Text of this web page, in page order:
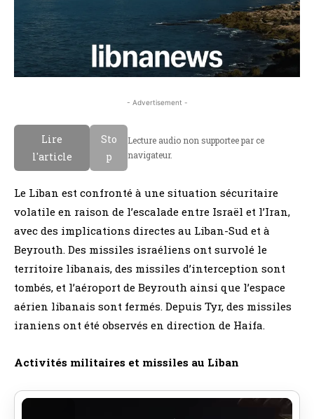
- Advertisement -
Lire
l'article
Sto
p
Lecture audio non supportee par ce
navigateur.
Le Liban est confronté à une situation sécuritaire
volatile en raison de l’escalade entre Israël et l’Iran,
avec des implications directes au Liban-Sud et à
Beyrouth. Des missiles israéliens ont survolé le
territoire libanais, des missiles d’interception sont
tombés, et l’aéroport de Beyrouth ainsi que l’espace
aérien libanais sont fermés. Depuis Tyr, des missiles
iraniens ont été observés en direction de Haifa.
Activités militaires et missiles au Liban